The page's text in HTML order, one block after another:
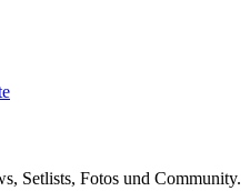
Setlists, Fotos und Community.